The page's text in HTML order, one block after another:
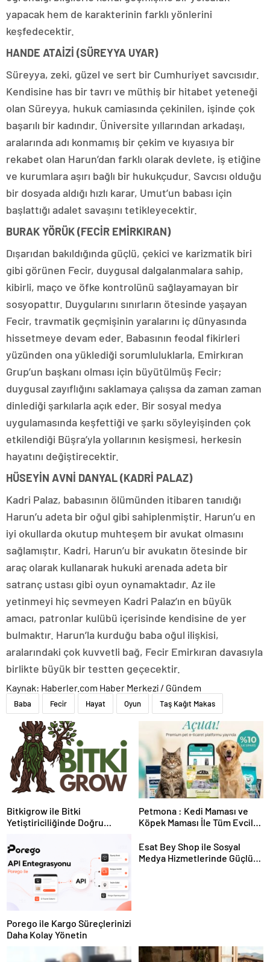
yapacak hem de karakterinin farklı yönlerini
keşfedecektir.
HANDE ATAİZİ (SÜREYYA UYAR)
Süreyya, zeki, güzel ve sert bir Cumhuriyet savcısıdır.
Kendisine has bir tavrı ve müthiş bir hitabet yeteneği
olan Süreyya, hukuk camiasında çekinilen, işinde çok
başarılı bir kadındır. Üniversite yıllarından arkadaşı,
aralarında adı konmamış bir çekim ve kıyasıya bir
rekabet olan Harun’dan farklı olarak devlete, iş etiğine
ve kurumlara aşırı bağlı bir hukukçudur. Savcısı olduğu
bir dosyada aldığı hızlı karar, Umut’un babası için
başlattığı adalet savaşını tetikleyecektir.
BURAK YÖRÜK (FECİR EMİRKIRAN)
Dışarıdan bakıldığında güçlü, çekici ve karizmatik biri
gibi görünen Fecir, duygusal dalgalanmalara sahip,
kibirli, maço ve öfke kontrolünü sağlayamayan bir
sosyopattır. Duygularını sınırların ötesinde yaşayan
Fecir, travmatik geçmişinin yaralarını iç dünyasında
hissetmeye devam eder. Babasının feodal fikirleri
yüzünden ona yüklediği sorumluluklarla, Emirkıran
Grup’un başkanı olması için büyütülmüş Fecir;
duygusal zayıflığını saklamaya çalışsa da zaman zaman
dinlediği şarkılarla açık eder. Bir sosyal medya
uygulamasında keşfettiği ve şarkı söyleyişinden çok
etkilendiği Büşra’yla yollarının kesişmesi, herkesin
hayatını değiştirecektir.
HÜSEYİN AVNİ DANYAL (KADRİ PALAZ)
Kadri Palaz, babasının ölümünden itibaren tanıdığı
Harun’u adeta bir oğul gibi sahiplenmiştir. Harun’u en
iyi okullarda okutup muhteşem bir avukat olmasını
sağlamıştır. Kadri, Harun’u bir avukatın ötesinde bir
araç olarak kullanarak hukuki arenada adeta bir
satranç ustası gibi oyun oynamaktadır. Az ile
yetinmeyi hiç sevmeyen Kadri Palaz’ın en büyük
amacı, patronlar kulübü içerisinde kendisine de yer
bulmaktır. Harun’la kurduğu baba oğul ilişkisi,
aralarındaki çok kuvvetli bağ, Fecir Emirkıran davasıyla
birlikte büyük bir testten geçecektir.
Kaynak: Haberler.com Haber Merkezi / Gündem
Baba Fecir Hayat Oyun Taş Kağıt Makas
Bitkigrow ile Bitki
Yetiştiriciliğinde Doğru
Petmona : Kedi Maması ve
Köpek Maması İle Tüm Evcil
Porego ile Kargo Süreçlerinizi
Daha Kolay Yönetin
Esat Bey Shop ile Sosyal
Medya Hizmetlerinde Güçlü